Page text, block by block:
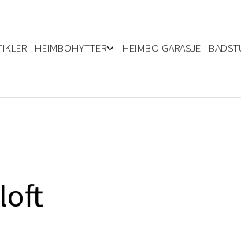
HEIMBOHYTTER HEIMBO GARASJE